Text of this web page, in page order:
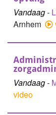
Vandaag-
Arnhem
Vandaag-
video